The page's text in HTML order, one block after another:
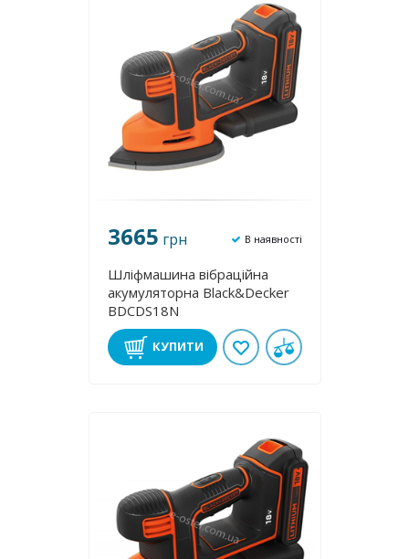
3665 грн В наявності
Шліфмашина вібраційна
акумуляторна Black&Decker
BDCDS18N
КУПИТИ